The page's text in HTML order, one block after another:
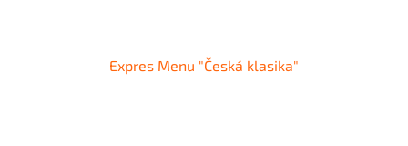
Expres Menu "Česká klasika"